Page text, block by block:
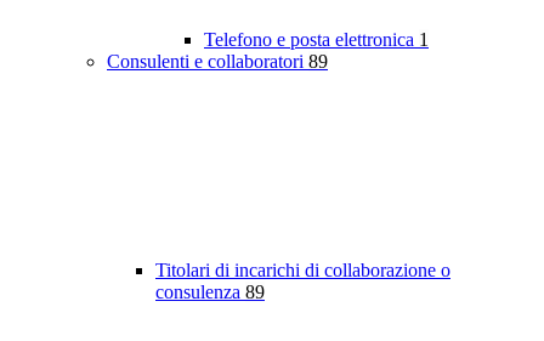
Telefono e posta elettronica 1
Consulenti e collaboratori 89
Titolari di incarichi di collaborazione o
consulenza 89